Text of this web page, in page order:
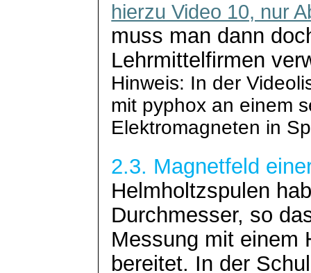
hierzu Video 10, nur
muss man dann
Lehrmittelfirmen
Hinweis: In der
mit pyphox an einem
Elektromagneten in
2.3. Magnetfeld
Helmholtzspulen
Durchmesser, so
Messung mit einem
bereitet. In der